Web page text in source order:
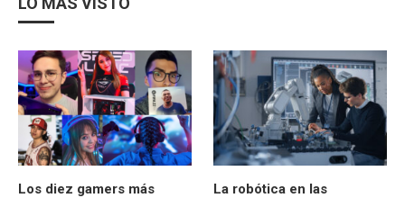
Los diez gamers más
La robótica en las